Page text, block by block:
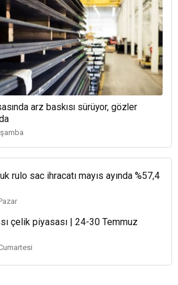
arz baskısı sürüyor, gözler
rulo sac ihracatı mayıs ayında %57,4
çelik piyasası | 24-30 Temmuz